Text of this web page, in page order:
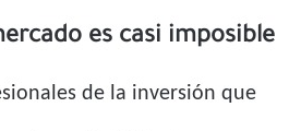
es casi imposible
de la inversión que